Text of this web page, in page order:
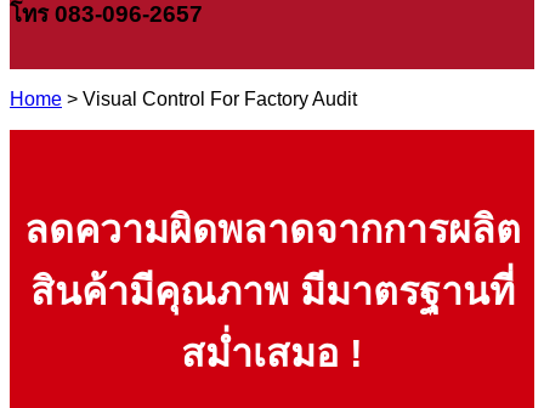
โทร 083-096-2657
Home > Visual Control For Factory Audit
ลดความผิดพลาดจากการผลิต
สินค้ามีคุณภาพ มีมาตรฐานที่
สม่ำเสมอ !